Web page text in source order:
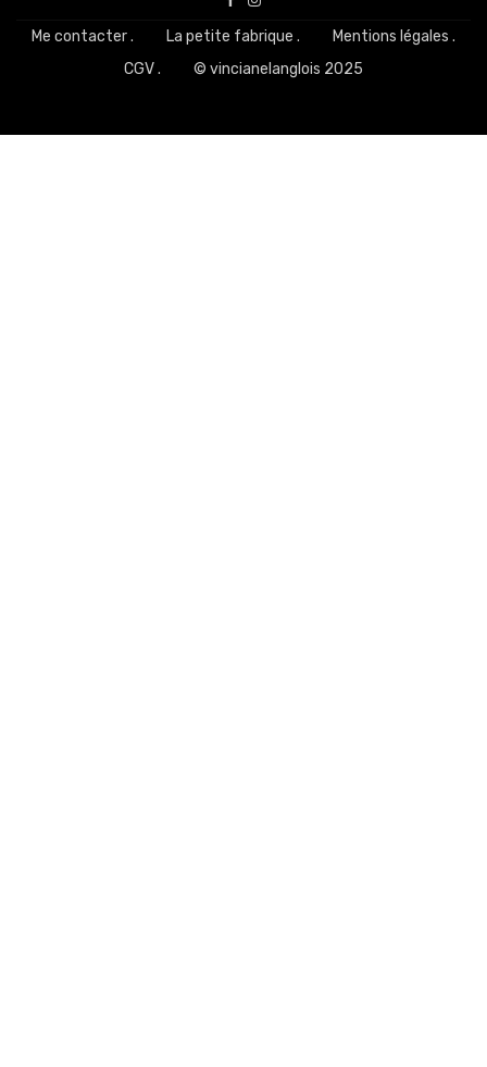
Me contacter . La petite fabrique .
Mentions légales .
CGV .
© vincianelanglois 2025